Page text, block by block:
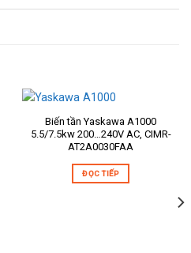
Biến tần Yaskawa A1000
5.5/7.5kw 200…240V AC, CIMR-
AT2A0030FAA
ĐỌC TIẾP